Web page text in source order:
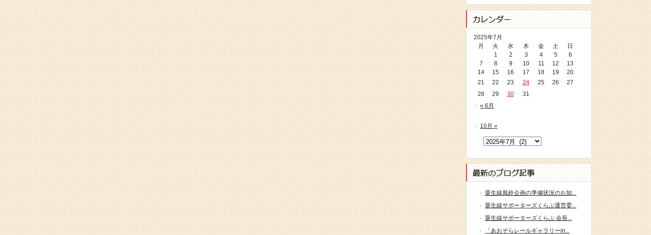
2025年7月
月
火 水 木 金 土
日
1
2 3 4 5
6
7
8 9 10 11 12
13
14
15 16 17 18 19
20
21
22 23 24 25 26
27
28
29 30
31
« 6月
10月 »
粟生線風鈴企画の準備状況のお知...
粟生線サポーターズくらぶ運営委...
粟生線サポーターズくらぶ 会長...
「あおぞらレールギャラリーin...